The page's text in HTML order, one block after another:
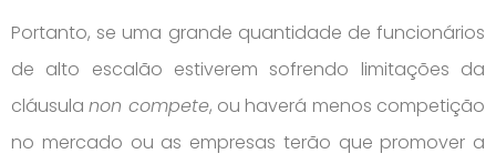
Portanto, se uma grande quantidade de funcionários
de alto escalão estiverem sofrendo limitações da
cláusulanon compete, ou haverá menos competição
no mercado ou as empresas terão que promover a